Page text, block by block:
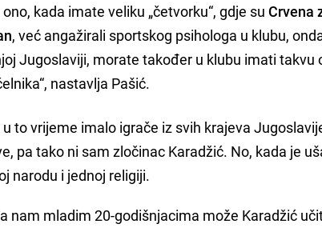
ono, kada imate veliku „četvorku“, gdje suCrvena
, već angažirali sportskog psihologa u klubu,
Jugoslaviji, morate također u klubu imati takvu
nastavlja Pašić.
u to vrijeme imalo igrače iz svih krajeva
pa tako ni sam zločinac Karadžić. No, kada je
narodu i jednoj religiji.
nam mladim 20-godišnjacima može Karadžić